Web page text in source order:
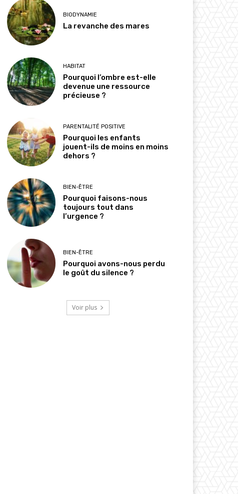
BIODYNAMIE
La revanche des mares
HABITAT
Pourquoi l’ombre est-elle
devenue une ressource
précieuse ?
PARENTALITÉ POSITIVE
Pourquoi les enfants
jouent-ils de moins en moins
dehors ?
BIEN-ÊTRE
Pourquoi faisons-nous
toujours tout dans
l’urgence ?
BIEN-ÊTRE
Pourquoi avons-nous perdu
le goût du silence ?
Voir plus